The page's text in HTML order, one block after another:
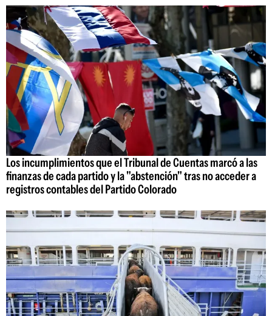
Los incumplimientos que el Tribunal de Cuentas marcó a las
finanzas de cada partido y la "abstención" tras no acceder a
registros contables del Partido Colorado